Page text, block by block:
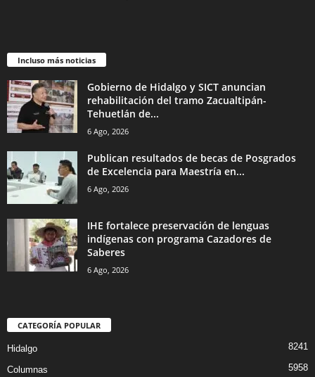
Incluso más noticias
Gobierno de Hidalgo y SICT anuncian
rehabilitación del tramo Zacualtipán-
Tehuetlán de...
6 Ago, 2026
Publican resultados de becas de Posgrados
de Excelencia para Maestría en...
6 Ago, 2026
IHE fortalece preservación de lenguas
indígenas con programa Cazadores de
Saberes
6 Ago, 2026
CATEGORÍA POPULAR
Hidalgo 8241
Columnas 5958